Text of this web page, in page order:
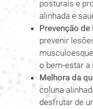
posturais e
alinhada e
Prevenção de
prevenir
o bem-estar a
Melhora da
coluna
desfrutar de